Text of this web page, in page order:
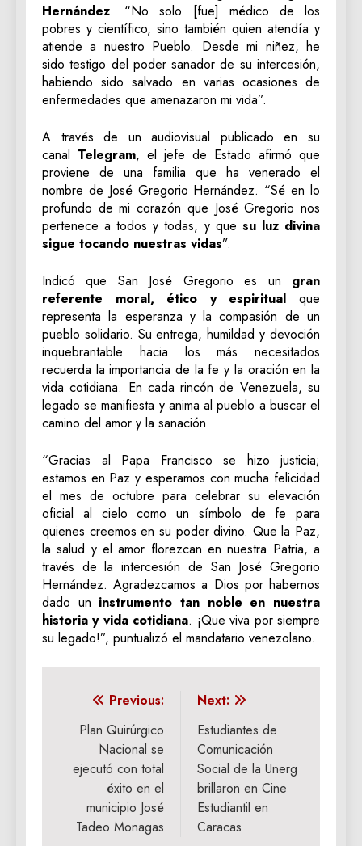
Hernández. “No solo [fue] médico de los
pobres y científico, sino también quien atendía y
atiende a nuestro Pueblo. Desde mi niñez, he
sido testigo del poder sanador de su intercesión,
habiendo sido salvado en varias ocasiones de
enfermedades que amenazaron mi vida”.
A través de un audiovisual publicado en su
canal Telegram, el jefe de Estado afirmó que
proviene de una familia que ha venerado el
nombre de José Gregorio Hernández. “Sé en lo
profundo de mi corazón que José Gregorio nos
pertenece a todos y todas, y que su luz divina
sigue tocando nuestras vidas”.
Indicó que San José Gregorio es un gran
referente moral, ético y espiritual que
representa la esperanza y la compasión de un
pueblo solidario. Su entrega, humildad y devoción
inquebrantable hacia los más necesitados
recuerda la importancia de la fe y la oración en la
vida cotidiana. En cada rincón de Venezuela, su
legado se manifiesta y anima al pueblo a buscar el
camino del amor y la sanación.
“Gracias al Papa Francisco se hizo justicia;
estamos en Paz y esperamos con mucha felicidad
el mes de octubre para celebrar su elevación
oficial al cielo como un símbolo de fe para
quienes creemos en su poder divino. Que la Paz,
la salud y el amor florezcan en nuestra Patria, a
través de la intercesión de San José Gregorio
Hernández. Agradezcamos a Dios por habernos
dado un instrumento tan noble en nuestra
historia y vida cotidiana. ¡Que viva por siempre
su legado!”, puntualizó el mandatario venezolano.
Navegación
de
entradas
Previous:
Plan Quirúrgico
Nacional se
ejecutó con total
éxito en el
municipio José
Tadeo Monagas
Next:
Estudiantes de
Comunicación
Social de la Unerg
brillaron en Cine
Estudiantil en
Caracas